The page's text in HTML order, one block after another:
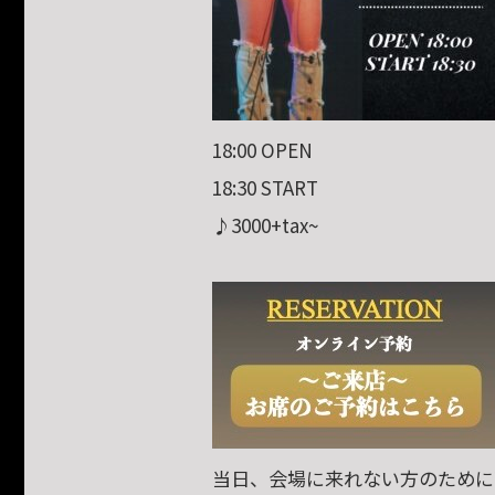
18:00 OPEN
18:30 START
♪3000+tax~
当日、会場に来れない方のために